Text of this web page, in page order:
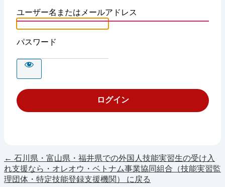
ユーザー名またはメールアドレス
パスワード
← 石川県・富山県・福井県での外国人技能実習生の受け入
れ支援なら・オレオウ・ベトナム事業協同組合（技能実習監
理団体・特定技能登録支援機関） に戻る